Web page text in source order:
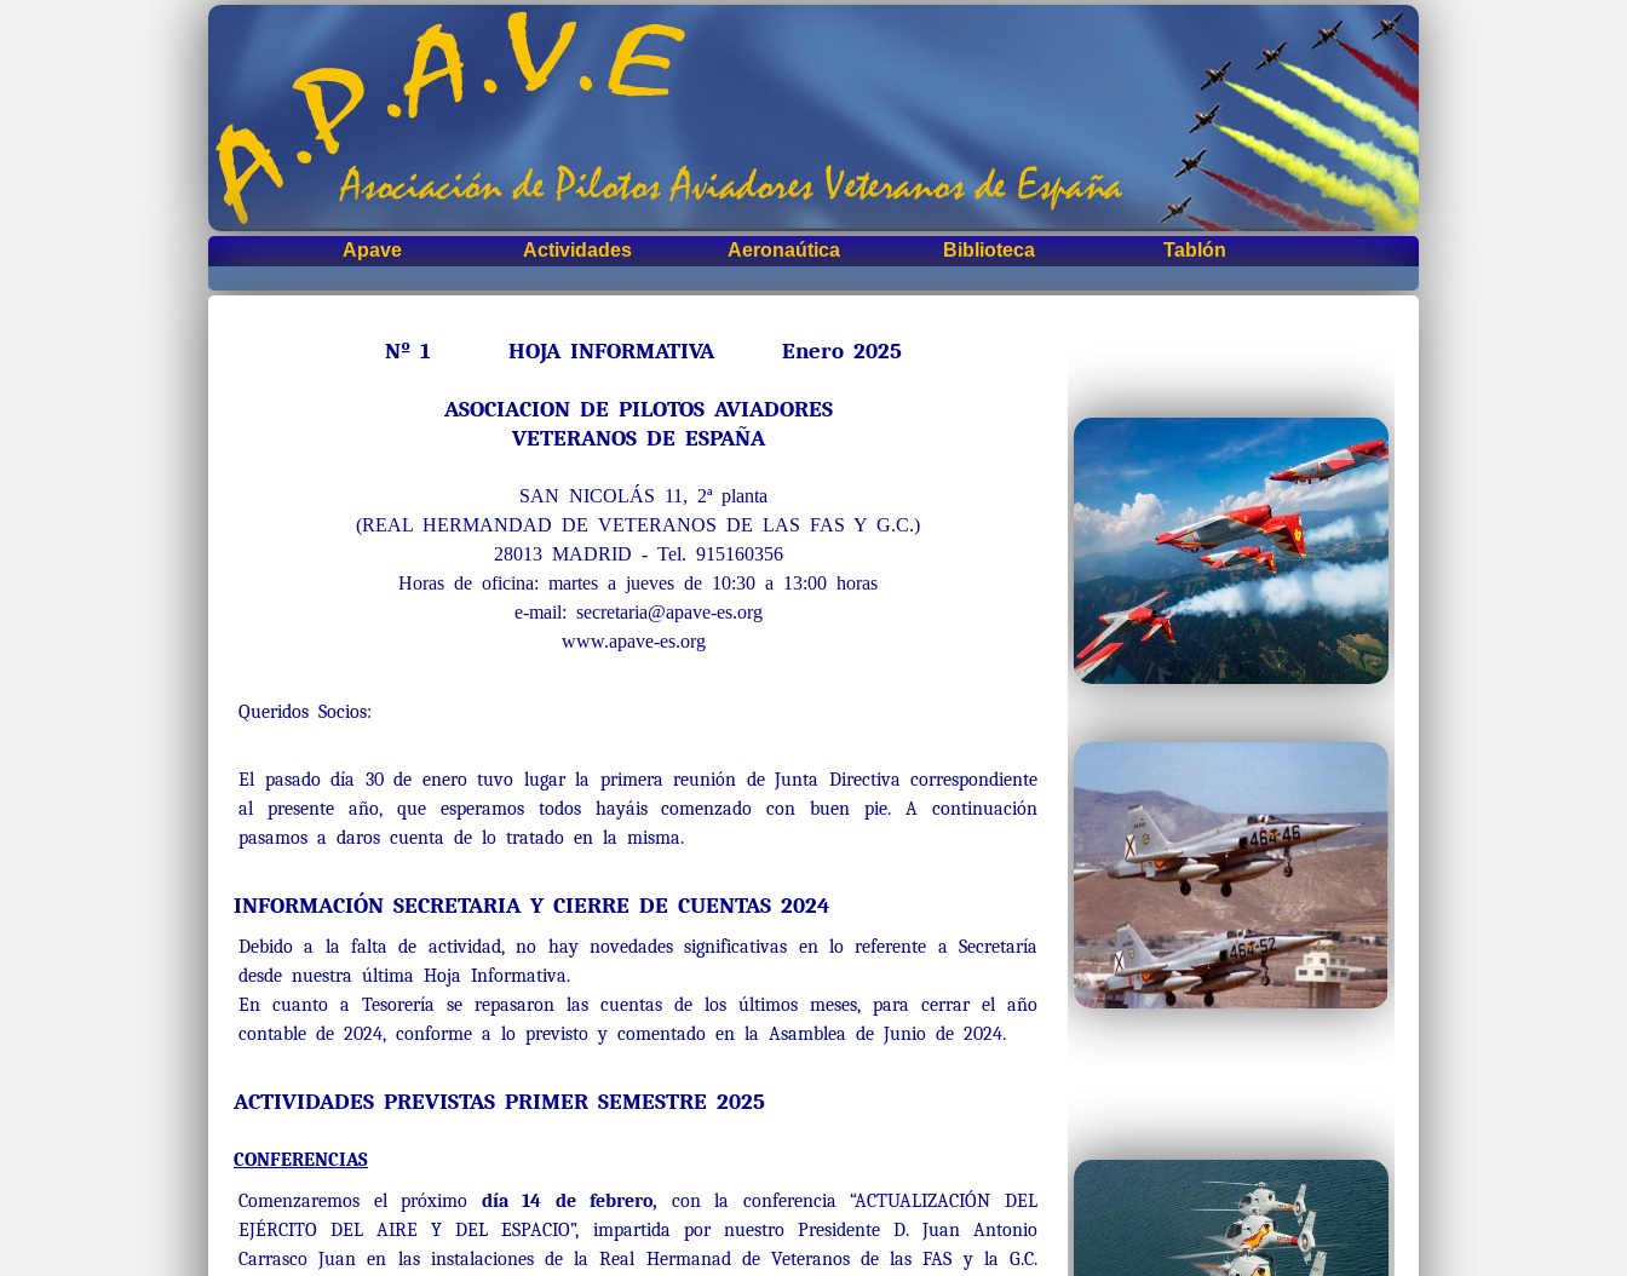
Apave Actividades Aeronaútica Biblioteca Tablón
Nº 1 HOJA INFORMATIVA Enero 2025
ASOCIACION DE PILOTOS AVIADORES
VETERANOS DE ESPAÑA
SAN NICOLÁS 11, 2ª planta
(REAL HERMANDAD DE VETERANOS DE LAS FAS Y G.C.)
28013 MADRID - Tel. 915160356
Horas de oficina: martes a jueves de 10:30 a 13:00 horas
e-mail: secretaria@apave-es.org
www.apave-es.org
Queridos Socios:
El pasado día 30 de enero tuvo lugar la primera reunión de Junta Directiva correspondiente
al presente año, que esperamos todos hayáis comenzado con buen pie. A continuación
pasamos a daros cuenta de lo tratado en la misma.
INFORMACIÓN SECRETARIA Y CIERRE DE CUENTAS 2024
Debido a la falta de actividad, no hay novedades significativas en lo referente a Secretaría
desde nuestra última Hoja Informativa.
En cuanto a Tesorería se repasaron las cuentas de los últimos meses, para cerrar el año
contable de 2024, conforme a lo previsto y comentado en la Asamblea de Junio de 2024.
ACTIVIDADES PREVISTAS PRIMER SEMESTRE 2025
CONFERENCIAS
Comenzaremos el próximo día 14 de febrero, con la conferencia “ACTUALIZACIÓN DEL
EJÉRCITO DEL AIRE Y DEL ESPACIO”, impartida por nuestro Presidente D. Juan Antonio
Carrasco Juan en las instalaciones de la Real Hermanad de Veteranos de las FAS y la G.C.